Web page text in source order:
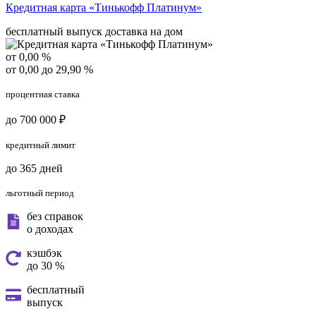
Кредитная карта «Тинькофф Платинум»
бесплатный выпуск доставка на дом
от 0,00 %
от 0,00 до 29,90 %
процентная ставка
до 700 000 ₽
кредитный лимит
до 365 дней
льготный период
без справок
о доходах
кэшбэк
до 30 %
бесплатный
выпуск